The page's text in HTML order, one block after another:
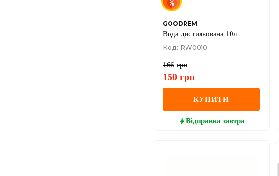
GOODREM
Вода дистильована 10л
Код: RW0010
166 грн
150 грн
КУПИТИ
Відправка завтра